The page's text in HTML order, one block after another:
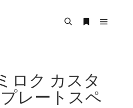
ロク カスタ
レートスペ